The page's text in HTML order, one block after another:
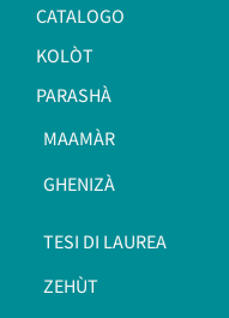
CATALOGO
KOLÒT
PARASHÀ
MAAMÀR
GHENIZÀ
TESI DI LAUREA
ZEHÙT